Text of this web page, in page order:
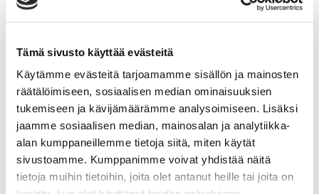
Tämä sivusto käyttää evästeitä
Käytämme evästeitä tarjoamamme sisällön ja mainosten
räätälöimiseen, sosiaalisen median ominaisuuksien
tukemiseen ja kävijämäärämme analysoimiseen. Lisäksi
jaamme sosiaalisen median, mainosalan ja analytiikka-
alan kumppaneillemme tietoja siitä, miten käytät
sivustoamme. Kumppanimme voivat yhdistää näitä
tietoja muihin tietoihin, joita olet antanut heille tai joita on